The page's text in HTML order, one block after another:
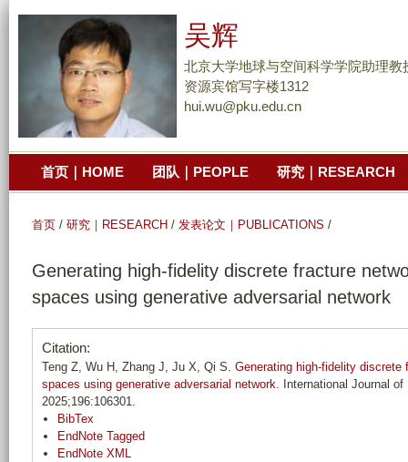
到
主
要
分
吴辉
北京大学地球与空间科学学院助理教
资源宾馆写字楼1312
hui.wu@pku.edu.cn
首页｜HOME 团队｜PEOPLE 研究｜RESEARCH
首页 / 研究｜RESEARCH / 发表论文｜PUBLICATIONS /
Generating high-fidelity discrete fracture
spaces using generative adversarial network
Citation:
Teng Z, Wu H, Zhang J, Ju X, Qi S. Generating high-fidelity discrete
spaces using generative adversarial network. International Journal
2025;196:106301.
BibTex
EndNote Tagged
EndNote XML